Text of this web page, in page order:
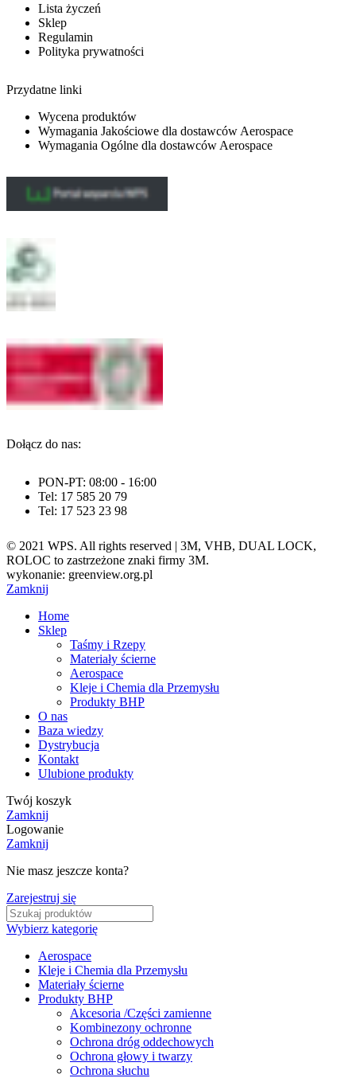
Lista życzeń
Sklep
Regulamin
Polityka prywatności
Przydatne linki
Wycena produktów
Wymagania Jakościowe dla dostawców Aerospace
Wymagania Ogólne dla dostawców Aerospace
Dołącz do nas:
PON-PT: 08:00 - 16:00
Tel: 17 585 20 79
Tel: 17 523 23 98
© 2021 WPS. All rights reserved | 3M, VHB, DUAL LOCK,
ROLOC to zastrzeżone znaki firmy 3M.
wykonanie: greenview.org.pl
Zamknij
Home
Sklep
Taśmy i Rzepy
Materiały ścierne
Aerospace
Kleje i Chemia dla Przemysłu
Produkty BHP
O nas
Baza wiedzy
Dystrybucja
Kontakt
Ulubione produkty
Twój koszyk
Zamknij
Logowanie
Zamknij
Nie masz jeszcze konta?
Zarejestruj się
Wybierz kategorię
Aerospace
Kleje i Chemia dla Przemysłu
Materiały ścierne
Produkty BHP
Akcesoria /Części zamienne
Kombinezony ochronne
Ochrona dróg oddechowych
Ochrona głowy i twarzy
Ochrona słuchu